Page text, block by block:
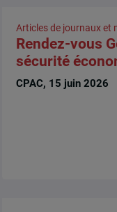
Articles de journaux et
Rendez-vous
sécurité
CPAC, 15 juin 2026